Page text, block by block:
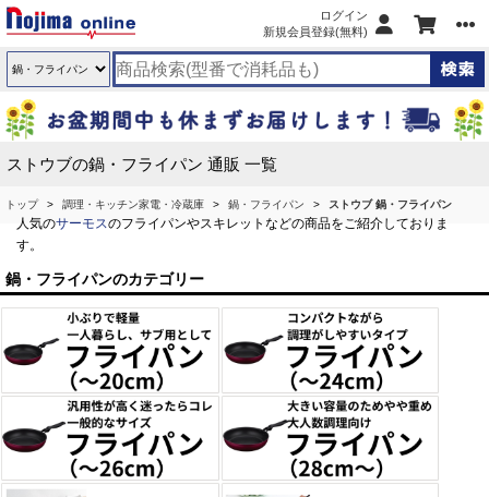
ログイン
新規会員登録(無料)
ストウブの鍋・フライパン 通販 一覧
トップ 調理・キッチン家電・冷蔵庫 鍋・フライパン ストウブ 鍋・フライパン
人気のサーモスのフライパンやスキレットなどの商品をご紹介しておりま
す。
鍋・フライパンのカテゴリー